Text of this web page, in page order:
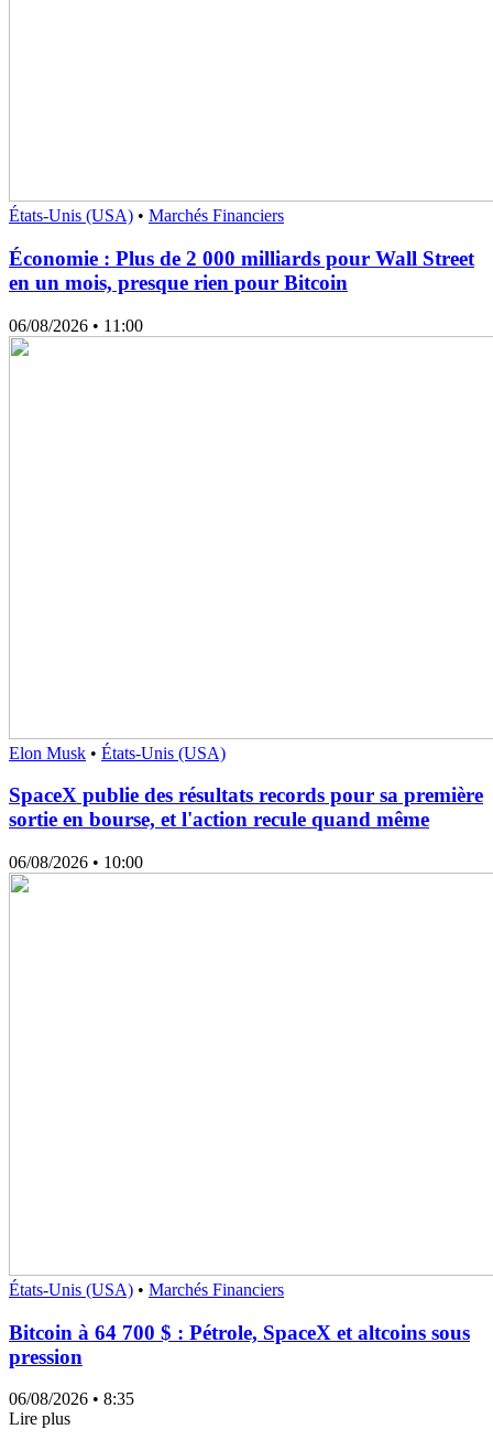
États-Unis (USA) • Marchés Financiers
Économie : Plus de 2 000 milliards pour Wall Street
en un mois, presque rien pour Bitcoin
06/08/2026 • 11:00
Elon Musk • États-Unis (USA)
SpaceX publie des résultats records pour sa première
sortie en bourse, et l'action recule quand même
06/08/2026 • 10:00
États-Unis (USA) • Marchés Financiers
Bitcoin à 64 700 $ : Pétrole, SpaceX et altcoins sous
pression
06/08/2026 • 8:35
Lire plus